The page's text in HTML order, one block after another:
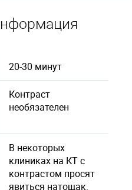
20-30 минут
Контраст
необязателен
В некоторых
клиниках на КТ с
контрастом просят
явиться натощак.